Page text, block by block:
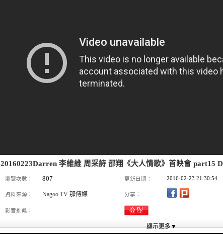
20160223Darren 李維維 周采詩 邵翔《大人情歌》首映會 part15
瀏覽次數： 807 更新日期： 2016-02-23 21:30:54
資料來源： Nagoo TV 那傳媒 分享：
影音推薦：